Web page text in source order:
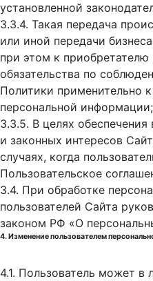
установленной
3.3.4. Такая передача
или иной передачи
при этом к приобретателю
обязательства по
Политики применительно
персональной информации;
3.3.5. В целях
и законных интересов
случаях, когда
Пользовательское
3.4. При обработке
пользователей Сайта
законом РФ «О
4. Изменение пользователем
4.1. Пользователь может